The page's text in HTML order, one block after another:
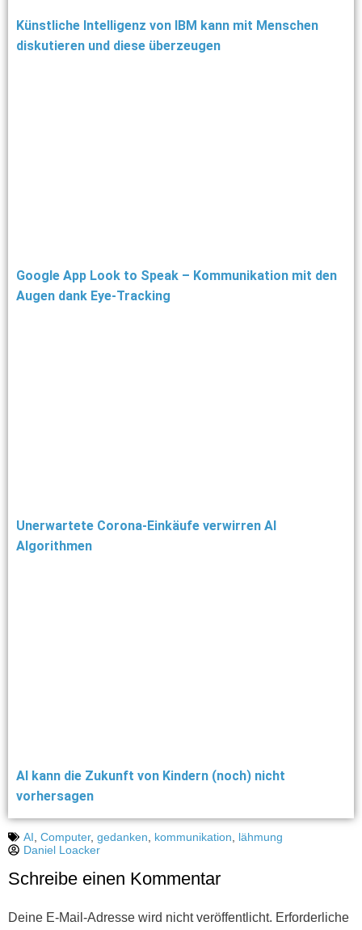
Künstliche Intelligenz von IBM kann mit Menschen
diskutieren und diese überzeugen
Google App Look to Speak – Kommunikation mit den
Augen dank Eye-Tracking
Unerwartete Corona-Einkäufe verwirren AI
Algorithmen
AI kann die Zukunft von Kindern (noch) nicht
vorhersagen
AI Computer, gedanken kommunikation
lähmung
Daniel Loacker
Schreibe einen Kommentar
Deine E-Mail-Adresse wird nicht veröffentlicht. Erforderliche